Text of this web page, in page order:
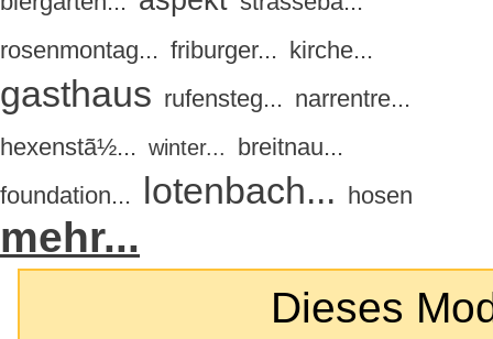
rosenmontag... friburger... kirche...
gasthaus rufensteg... narrentre...
hexenstã½... winter...
breitnau...
foundation... lotenbach... hosen
mehr...
Dieses